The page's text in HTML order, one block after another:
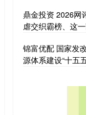
鼎金投资 2026网
虐交织霸榜、这
锦富优配 国家发
源体系建设“十五